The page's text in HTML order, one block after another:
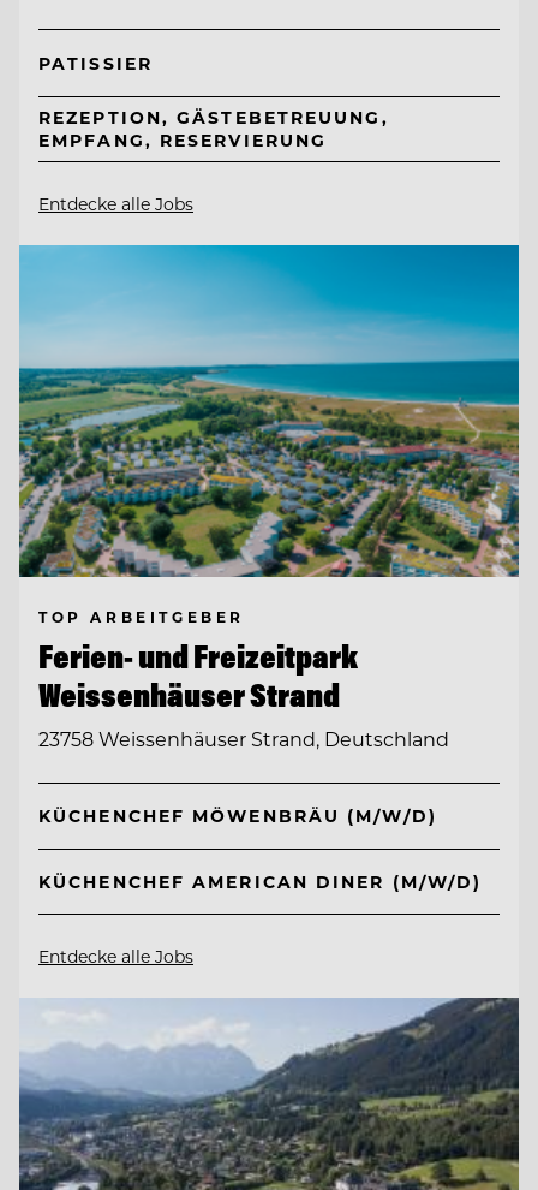
PATISSIER
REZEPTION, GÄSTEBETREUUNG,
EMPFANG, RESERVIERUNG
Entdecke alle Jobs
TOP ARBEITGEBER
Ferien- und Freizeitpark
Weissenhäuser Strand
23758 Weissenhäuser Strand, Deutschland
KÜCHENCHEF MÖWENBRÄU (M/W/D)
KÜCHENCHEF AMERICAN DINER (M/W/D)
Entdecke alle Jobs